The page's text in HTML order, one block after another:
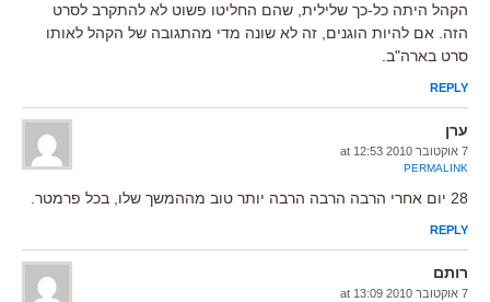
הקהל היתה כל-כך שלילית, שהם החליטו פשוט לא להתקרב לסרט
הזה. אם להיות הוגנים, זה לא שונה מדי מהתגובה של הקהל לאותו
סרט בארה"ב.
REPLY
ערן
7 אוקטובר 2010 at 12:53
PERMALINK
28 יום אחרי הרבה הרבה הרבה יותר טוב מההמשך שלו, בכל פרמטר.
REPLY
רותם
7 אוקטובר 2010 at 13:09